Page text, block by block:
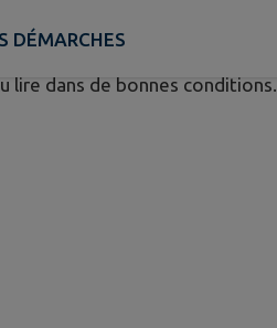
DÉMARCHES
lire dans de bonnes conditions.